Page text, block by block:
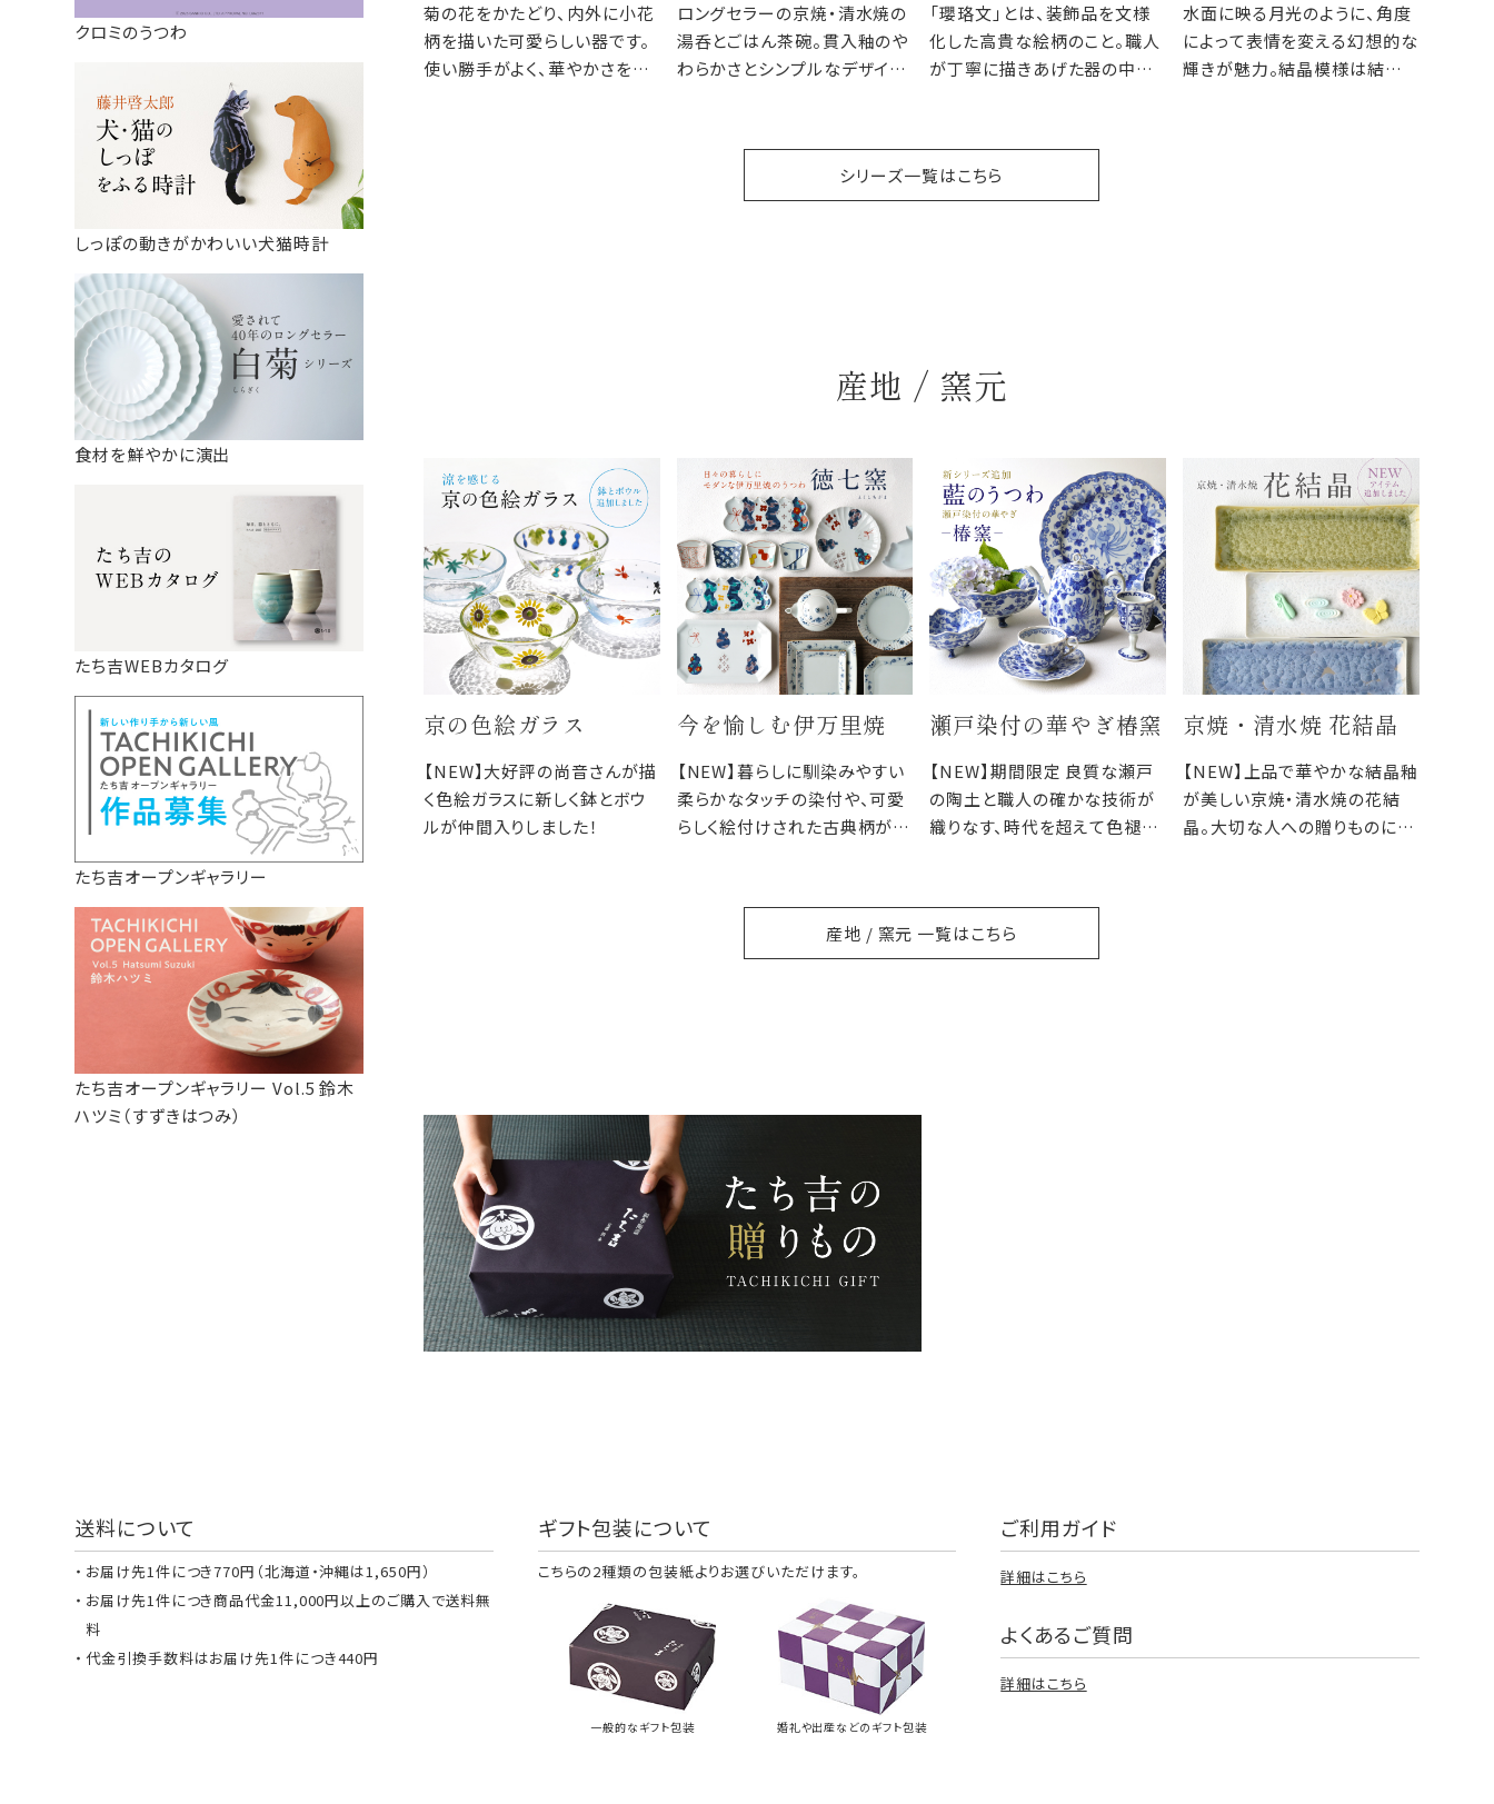
クロミのうつわ
しっぽの動きがかわいい犬猫時計
食材を鮮やかに演出
たち吉WEBカタログ
たち吉オープンギャラリー
たち吉オープンギャラリー Vol.5 鈴木
ハツミ（すずきはつみ）
菊の花をかたどり、内外に小花
柄を描いた可愛らしい器です。
使い勝手がよく、華やかさを持
ロングセラーの京焼・清水焼の
湯呑とごはん茶碗。貫入釉のや
わらかさとシンプルなデザイン
楽しむのもおすすめです。
「瓔珞文」とは、装飾品を文様
化した高貴な絵柄のこと。職人
が丁寧に描きあげた器の中の
ます。
水面に映る月光のように、角度
によって表情を変える幻想的な
輝きが魅力。結晶模様は結晶
シリーズ一覧はこちら
産地 / 窯元
京の色絵ガラス
【NEW】大好評の尚音さんが描
く色絵ガラスに新しく鉢とボウ
ルが仲間入りしました！
今を愉しむ伊万里焼
【NEW】暮らしに馴染みやすい
柔らかなタッチの染付や、可愛
らしく絵付けされた古典柄が魅
瀬戸染付の華やぎ椿窯
【NEW】期間限定 良質な瀬戸
の陶土と職人の確かな技術が
織りなす、時代を超えて色褪せ
京焼・清水焼 花結晶
【NEW】上品で華やかな結晶釉
が美しい京焼・清水焼の花結
晶。大切な人への贈りものにど
産地 / 窯元 一覧はこちら
送料について
お届け先1件につき770円（北海道・沖縄は1,650円）
お届け先1件につき商品代金11,000円以上のご購入で送料無
料
代金引換手数料はお届け先1件につき440円
ギフト包装について
こちらの2種類の包装紙よりお選びいただけます。
一般的なギフト包装 婚礼や出産などのギフト包装
ご利用ガイド
詳細はこちら
よくあるご質問
詳細はこちら